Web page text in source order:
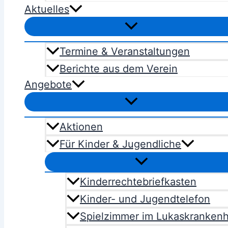
Aktuelles
Termine & Veranstaltungen
Berichte aus dem Verein
Angebote
Aktionen
Für Kinder & Jugendliche
Kinderrechtebriefkasten
Kinder- und Jugendtelefon
Spielzimmer im